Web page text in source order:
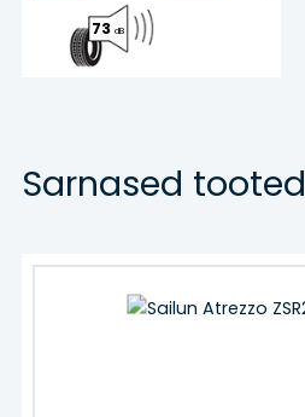
73dB
Sarnased tooted